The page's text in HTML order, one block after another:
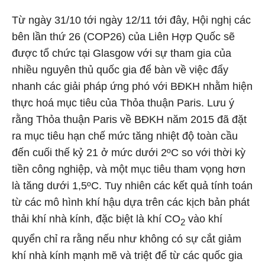
Từ ngày 31/10 tới ngày 12/11 tới đây, Hội nghị các
bên lần thứ 26 (COP26) của Liên Hợp Quốc sẽ
được tổ chức tại Glasgow với sự tham gia của
nhiều nguyên thủ quốc gia để bàn về việc đẩy
nhanh các giải pháp ứng phó với BĐKH nhằm hiện
thực hoá mục tiêu của Thỏa thuận Paris. Lưu ý
rằng Thỏa thuận Paris về BĐKH năm 2015 đã đặt
ra mục tiêu hạn chế mức tăng nhiệt độ toàn cầu
đến cuối thế kỷ 21 ở mức dưới 2ºC so với thời kỳ
tiền công nghiệp, và một mục tiêu tham vọng hơn
là tăng dưới 1,5ºC. Tuy nhiên các kết quả tính toán
từ các mô hình khí hậu dựa trên các kịch bản phát
thải khí nhà kính, đặc biệt là khí CO2 vào khí
quyển chỉ ra rằng nếu như không có sự cắt giảm
khí nhà kính mạnh mẽ và triệt để từ các quốc gia